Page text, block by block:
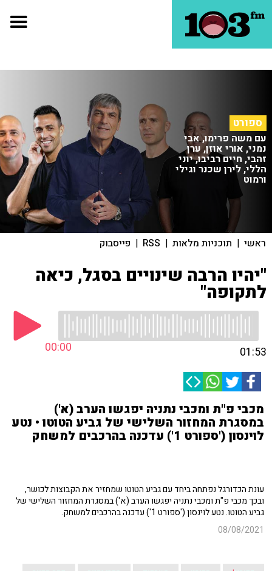
ספורט
עם משה פרימו, אבי
נמני, אורי אוזן, ערן
זהבי, חיים רביבו, יוני
הללי, לירן שכנר וגילי
ורמוט
ראשי | תוכניות מלאות |
RSS
| פייסבוק
"יהיו הרבה שינויים בסגל, כיאה
לתקופה"
00:00 01:53
מכבי פ"ת ומכבי נתניה יפגשו הערב (א')
במסגרת המחזור השלישי של גביע הטוטו • נטע
לוינסון ('ספורט 1') עדכנה בהרכבים למשחק
עונת הכדורגל נפתחה ביחד עם גביע הטוטו שמחזיר את הקבוצות לכושר,
ובכך מכבי פ"ת ומכבי נתניה יפגשו הערב (א') במסגרת המחזור השלישי של
גביע הטוטו. נטע לוינסון ('ספורט 1') עדכנה בהרכבים למשחק.
08/08/2021